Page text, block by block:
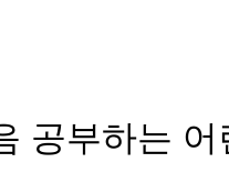
공부하는 어